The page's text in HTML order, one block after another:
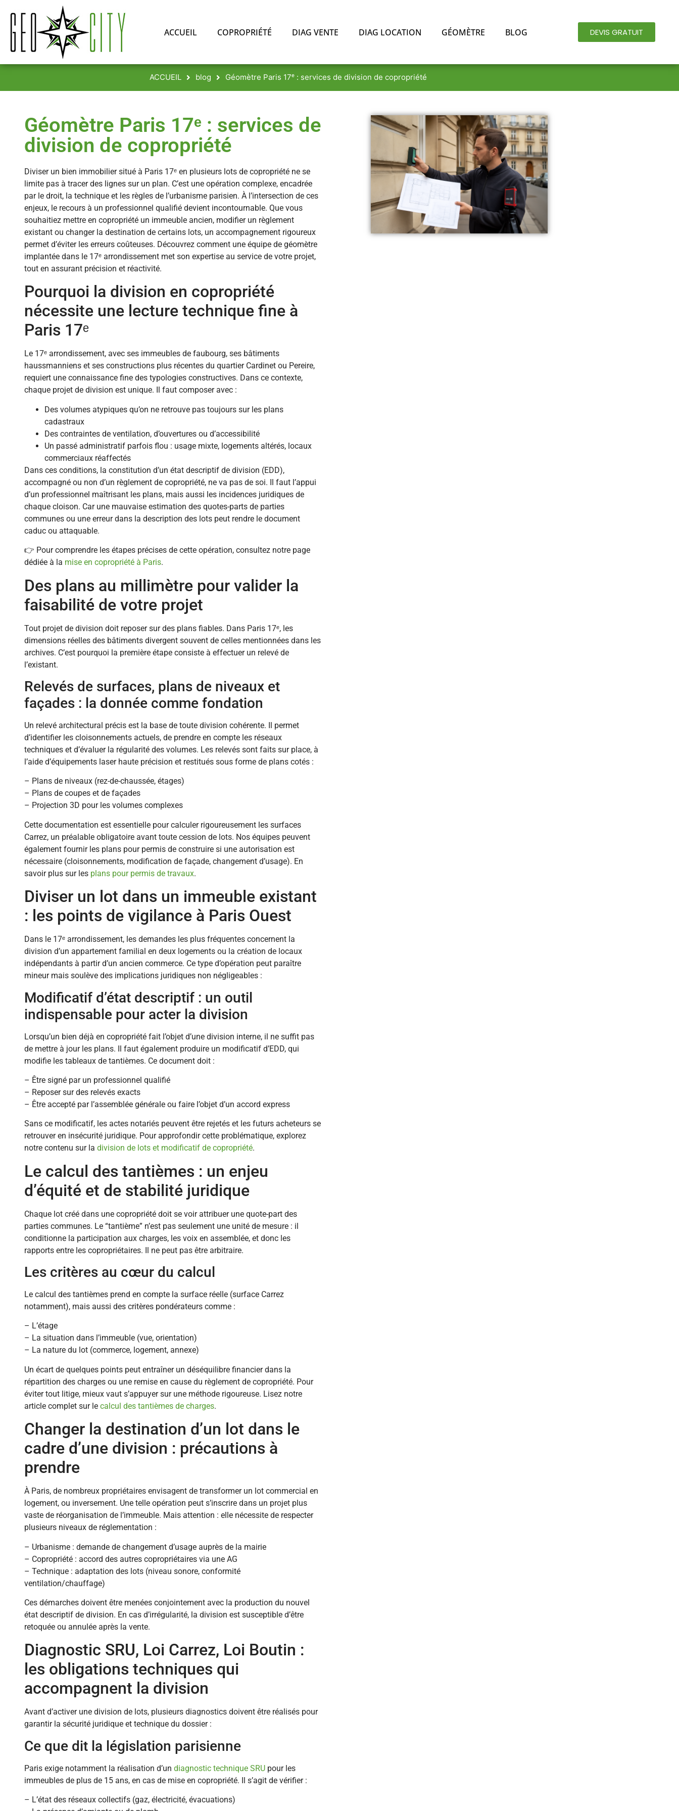
ACCUEIL COPROPRIÉTÉ DIAG VENTE DIAG LOCATION GÉOMÈTRE BLOG DEVIS GRATUIT
ACCUEIL blog Géomètre Paris 17ᵉ : services de division de copropriété
Géomètre Paris 17ᵉ : services de
division de copropriété
Diviser un bien immobilier situé à Paris 17ᵉ en plusieurs lots de copropriété ne se
limite pas à tracer des lignes sur un plan. C’est une opération complexe, encadrée
par le droit, la technique et les règles de l’urbanisme parisien. À l’intersection de ces
enjeux, le recours à un professionnel qualifié devient incontournable. Que vous
souhaitiez mettre en copropriété un immeuble ancien, modifier un règlement
existant ou changer la destination de certains lots, un accompagnement rigoureux
permet d’éviter les erreurs coûteuses. Découvrez comment une équipe de géomètre
implantée dans le 17ᵉ arrondissement met son expertise au service de votre projet,
tout en assurant précision et réactivité.
Pourquoi la division en copropriété
nécessite une lecture technique fine à
Paris 17ᵉ
Le 17ᵉ arrondissement, avec ses immeubles de faubourg, ses bâtiments
haussmanniens et ses constructions plus récentes du quartier Cardinet ou Pereire,
requiert une connaissance fine des typologies constructives. Dans ce contexte,
chaque projet de division est unique. Il faut composer avec :
Des volumes atypiques qu’on ne retrouve pas toujours sur les plans
cadastraux
Des contraintes de ventilation, d’ouvertures ou d’accessibilité
Un passé administratif parfois flou : usage mixte, logements altérés, locaux
commerciaux réaffectés
Dans ces conditions, la constitution d’un état descriptif de division (EDD),
accompagné ou non d’un règlement de copropriété, ne va pas de soi. Il faut l’appui
d’un professionnel maîtrisant les plans, mais aussi les incidences juridiques de
chaque cloison. Car une mauvaise estimation des quotes-parts de parties
communes ou une erreur dans la description des lots peut rendre le document
caduc ou attaquable.
👉 Pour comprendre les étapes précises de cette opération, consultez notre page
dédiée à la mise en copropriété à Paris.
Des plans au millimètre pour valider la
faisabilité de votre projet
Tout projet de division doit reposer sur des plans fiables. Dans Paris 17ᵉ, les
dimensions réelles des bâtiments divergent souvent de celles mentionnées dans les
archives. C’est pourquoi la première étape consiste à effectuer un relevé de
l’existant.
Relevés de surfaces, plans de niveaux et
façades : la donnée comme fondation
Un relevé architectural précis est la base de toute division cohérente. Il permet
d’identifier les cloisonnements actuels, de prendre en compte les réseaux
techniques et d’évaluer la régularité des volumes. Les relevés sont faits sur place, à
l’aide d’équipements laser haute précision et restitués sous forme de plans cotés :
– Plans de niveaux (rez-de-chaussée, étages)
– Plans de coupes et de façades
– Projection 3D pour les volumes complexes
Cette documentation est essentielle pour calculer rigoureusement les surfaces
Carrez, un préalable obligatoire avant toute cession de lots. Nos équipes peuvent
également fournir les plans pour permis de construire si une autorisation est
nécessaire (cloisonnements, modification de façade, changement d’usage). En
savoir plus sur les plans pour permis de travaux.
Diviser un lot dans un immeuble existant
: les points de vigilance à Paris Ouest
Dans le 17ᵉ arrondissement, les demandes les plus fréquentes concernent la
division d’un appartement familial en deux logements ou la création de locaux
indépendants à partir d’un ancien commerce. Ce type d’opération peut paraître
mineur mais soulève des implications juridiques non négligeables :
Modificatif d’état descriptif : un outil
indispensable pour acter la division
Lorsqu’un bien déjà en copropriété fait l’objet d’une division interne, il ne suffit pas
de mettre à jour les plans. Il faut également produire un modificatif d’EDD, qui
modifie les tableaux de tantièmes. Ce document doit :
– Être signé par un professionnel qualifié
– Reposer sur des relevés exacts
– Être accepté par l’assemblée générale ou faire l’objet d’un accord express
Sans ce modificatif, les actes notariés peuvent être rejetés et les futurs acheteurs se
retrouver en insécurité juridique. Pour approfondir cette problématique, explorez
notre contenu sur la division de lots et modificatif de copropriété.
Le calcul des tantièmes : un enjeu
d’équité et de stabilité juridique
Chaque lot créé dans une copropriété doit se voir attribuer une quote-part des
parties communes. Le “tantième” n’est pas seulement une unité de mesure : il
conditionne la participation aux charges, les voix en assemblée, et donc les
rapports entre les copropriétaires. Il ne peut pas être arbitraire.
Les critères au cœur du calcul
Le calcul des tantièmes prend en compte la surface réelle (surface Carrez
notamment), mais aussi des critères pondérateurs comme :
– L’étage
– La situation dans l’immeuble (vue, orientation)
– La nature du lot (commerce, logement, annexe)
Un écart de quelques points peut entraîner un déséquilibre financier dans la
répartition des charges ou une remise en cause du règlement de copropriété. Pour
éviter tout litige, mieux vaut s’appuyer sur une méthode rigoureuse. Lisez notre
article complet sur le calcul des tantièmes de charges.
Changer la destination d’un lot dans le
cadre d’une division : précautions à
prendre
À Paris, de nombreux propriétaires envisagent de transformer un lot commercial en
logement, ou inversement. Une telle opération peut s’inscrire dans un projet plus
vaste de réorganisation de l’immeuble. Mais attention : elle nécessite de respecter
plusieurs niveaux de réglementation :
– Urbanisme : demande de changement d’usage auprès de la mairie
– Copropriété : accord des autres copropriétaires via une AG
– Technique : adaptation des lots (niveau sonore, conformité
ventilation/chauffage)
Ces démarches doivent être menées conjointement avec la production du nouvel
état descriptif de division. En cas d’irrégularité, la division est susceptible d’être
retoquée ou annulée après la vente.
Diagnostic SRU, Loi Carrez, Loi Boutin :
les obligations techniques qui
accompagnent la division
Avant d’activer une division de lots, plusieurs diagnostics doivent être réalisés pour
garantir la sécurité juridique et technique du dossier :
Ce que dit la législation parisienne
Paris exige notamment la réalisation d’un diagnostic technique SRU pour les
immeubles de plus de 15 ans, en cas de mise en copropriété. Il s’agit de vérifier :
– L’état des réseaux collectifs (gaz, électricité, évacuations)